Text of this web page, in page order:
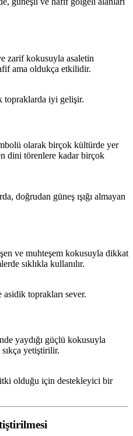
zarif kokusuyla asaletin
ama oldukça etkilidir.
topraklarda iyi gelişir.
olarak birçok kültürde yer
dini törenlere kadar birçok
doğrudan güneş ışığı almayan
ve muhteşem kokusuyla dikkat
sıklıkla kullanılır.
toprakları sever.
yaydığı güçlü kokusuyla
yetiştirilir.
olduğu için destekleyici bir